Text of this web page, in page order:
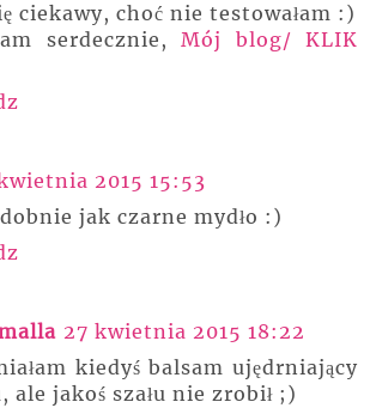
ciekawy, choć nie testowałam :)
serdecznie, Mój blog/ KLIK
2015 15:53
jak czarne mydło :)
27 kwietnia 2015 18:22
kiedyś balsam ujędrniający
ale jakoś szału nie zrobił ;)